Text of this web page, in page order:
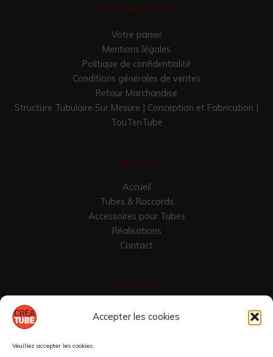
Accepter les cookies
Veuillez accepter les cookies.
Informations
Votre panier
Mentions légales
Politique de confidentialité
Conditions générales de ventes
Retour Marchandise
Structure Tubulaire Sur Mesure | Conception et Fabrication |
TouTenTube
Menu
Accueil
Tubes & Raccords
Accessoires pour Tubes
Réalisations
Contact
Contact
Croix Vallier
42430 Saint-Just-en-Chevalet, France